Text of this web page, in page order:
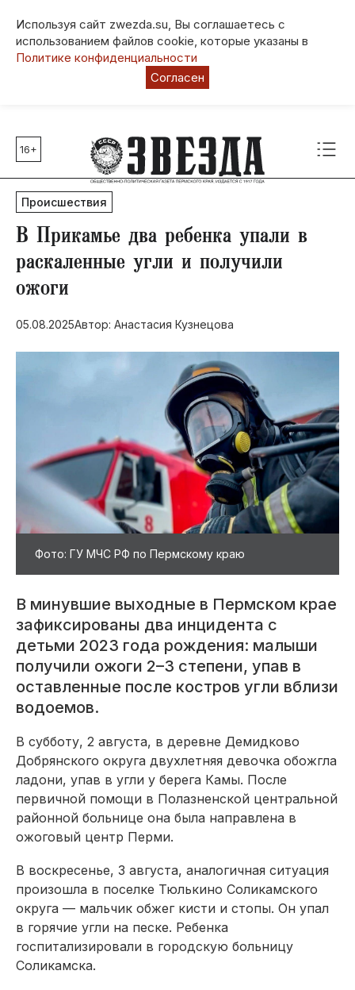
Используя сайт zwezda.su, Вы соглашаетесь с
использованием файлов cookie, которые указаны в
Политике конфиденциальности
Согласен
Главные темы
80 лет Победы
Молодежная столица РФ
СВО
Социальная поддержка
Инфраструктура
Благоустройство
16+
Происшествия
​В Прикамье два ребенка упали в
раскаленные угли и получили
ожоги
05.08.2025Автор: Анастасия Кузнецова
Фото: ГУ МЧС РФ по Пермскому краю
В минувшие выходные в Пермском крае
зафиксированы два инцидента с
детьми 2023 года рождения: малыши
получили ожоги 2–3 степени, упав в
оставленные после костров угли вблизи
водоемов.
В субботу, 2 августа, в деревне Демидково
Добрянского округа двухлетняя девочка обожгла
ладони, упав в угли у берега Камы. После
первичной помощи в Полазненской центральной
районной больнице она была направлена в
ожоговый центр Перми.
В воскресенье, 3 августа, аналогичная ситуация
произошла в поселке Тюлькино Соликамского
округа — мальчик обжег кисти и стопы. Он упал
в горячие угли на песке. Ребенка
госпитализировали в городскую больницу
Соликамска.